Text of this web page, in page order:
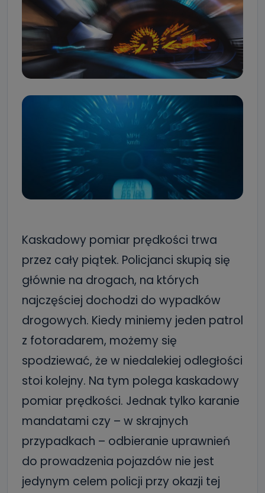
Kaskadowy pomiar prędkości trwa
przez cały piątek. Policjanci skupią się
głównie na drogach, na których
najczęściej dochodzi do wypadków
drogowych. Kiedy miniemy jeden patrol
z fotoradarem, możemy się
spodziewać, że w niedalekiej odległości
stoi kolejny. Na tym polega kaskadowy
pomiar prędkości. Jednak tylko karanie
mandatami czy – w skrajnych
przypadkach – odbieranie uprawnień
do prowadzenia pojazdów nie jest
jedynym celem policji przy okazji tej